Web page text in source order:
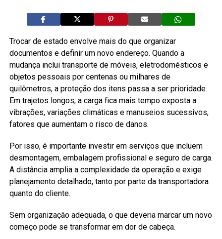
Trocar de estado envolve mais do que organizar
documentos e definir um novo endereço. Quando a
mudança inclui transporte de móveis, eletrodomésticos e
objetos pessoais por centenas ou milhares de
quilômetros, a proteção dos itens passa a ser prioridade.
Em trajetos longos, a carga fica mais tempo exposta a
vibrações, variações climáticas e manuseios sucessivos,
fatores que aumentam o risco de danos.
Por isso, é importante investir em serviços que incluem
desmontagem, embalagem profissional e seguro de carga.
A distância amplia a complexidade da operação e exige
planejamento detalhado, tanto por parte da transportadora
quanto do cliente.
Sem organização adequada, o que deveria marcar um novo
começo pode se transformar em dor de cabeça.